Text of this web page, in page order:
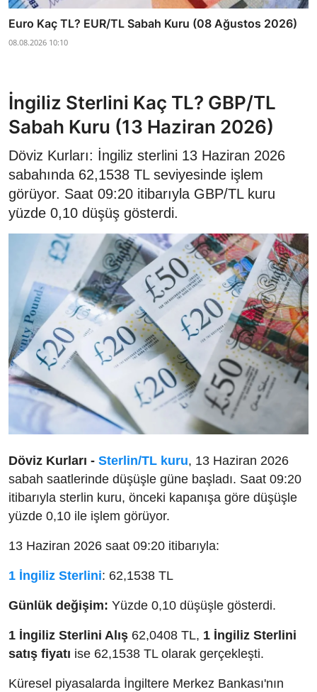
Euro Kaç TL? EUR/TL Sabah Kuru (08 Ağustos 2026)
08.08.2026 10:10
İngiliz Sterlini Kaç TL? GBP/TL
Sabah Kuru (13 Haziran 2026)
Döviz Kurları: İngiliz sterlini 13 Haziran 2026
sabahında 62,1538 TL seviyesinde işlem
görüyor. Saat 09:20 itibarıyla GBP/TL kuru
yüzde 0,10 düşüş gösterdi.
Döviz Kurları - Sterlin/TL kuru, 13 Haziran 2026
sabah saatlerinde düşüşle güne başladı. Saat 09:20
itibarıyla sterlin kuru, önceki kapanışa göre düşüşle
yüzde 0,10 ile işlem görüyor.
13 Haziran 2026 saat 09:20 itibarıyla:
1 İngiliz Sterlini: 62,1538 TL
Günlük değişim: Yüzde 0,10 düşüşle gösterdi.
1 İngiliz Sterlini Alış 62,0408 TL, 1 İngiliz Sterlini
satış fiyatı ise 62,1538 TL olarak gerçekleşti.
Küresel piyasalarda İngiltere Merkez Bankası'nın